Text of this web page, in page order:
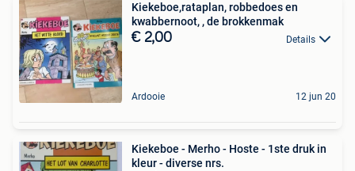
Kiekeboe,rataplan, robbedoes en
kwabbernoot, , de brokkenmak
€ 2,00 Details
Ardooie 12 jun 20
Kiekeboe - Merho - Hoste - 1ste druk in
kleur - diverse nrs.